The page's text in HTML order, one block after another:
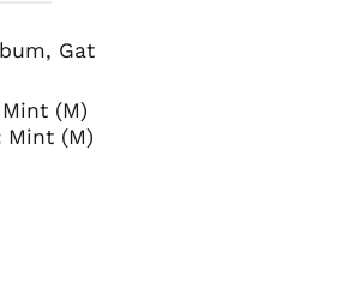
Gat
(M)
Mint (M)